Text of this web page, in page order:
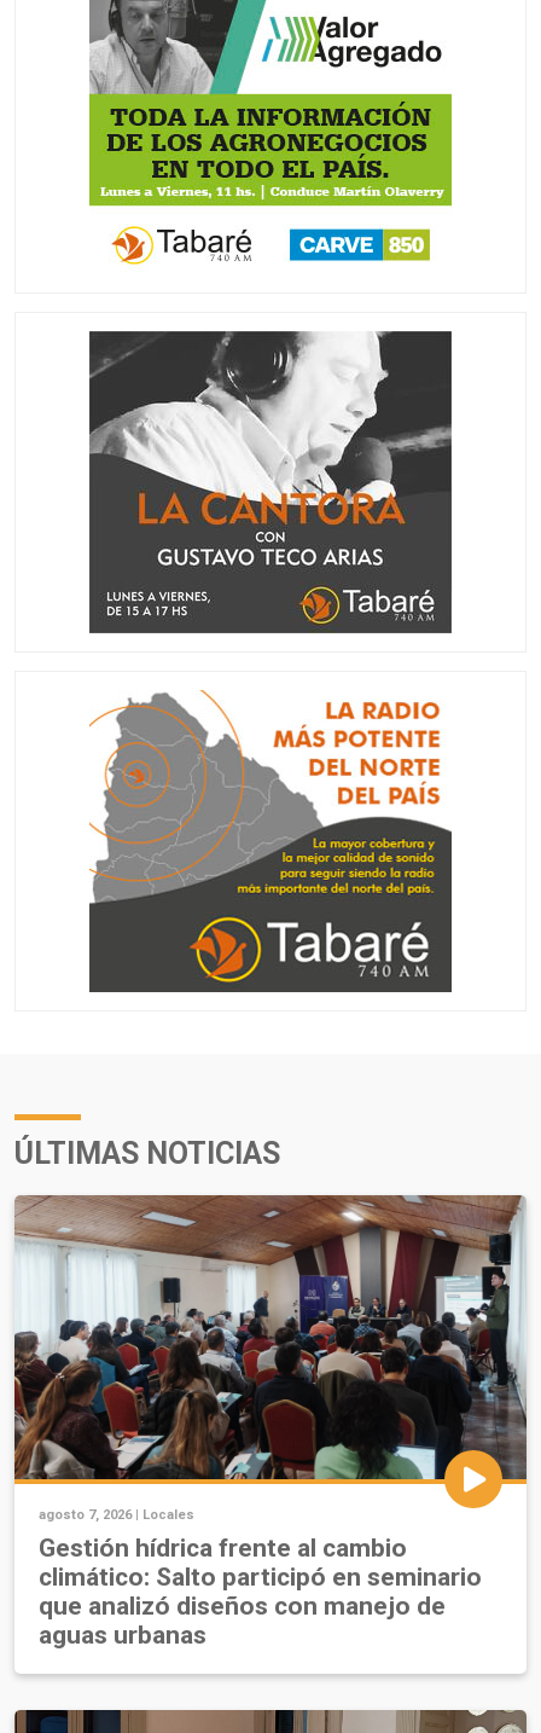
ÚLTIMAS NOTICIAS
agosto 7, 2026 | Locales
Gestión hídrica frente al cambio
climático: Salto participó en seminario
que analizó diseños con manejo de
aguas urbanas